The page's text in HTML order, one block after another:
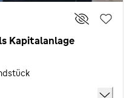
Kapitalanlage